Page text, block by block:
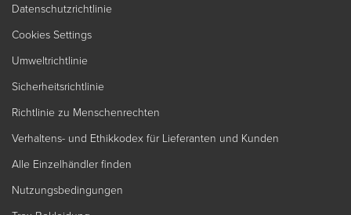
Datenschutzrichtlinie
Cookies Settings
Umweltrichtlinie
Sicherheitsrichtlinie
Richtlinie zu Menschenrechten
Verhaltens- und Ethikkodex für Lieferanten und Kunden
Alle Einzelhändler finden
Nutzungsbedingungen